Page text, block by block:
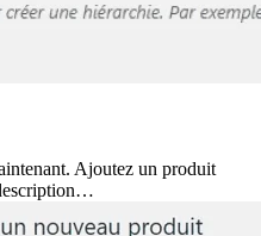
Ajoutez un produit